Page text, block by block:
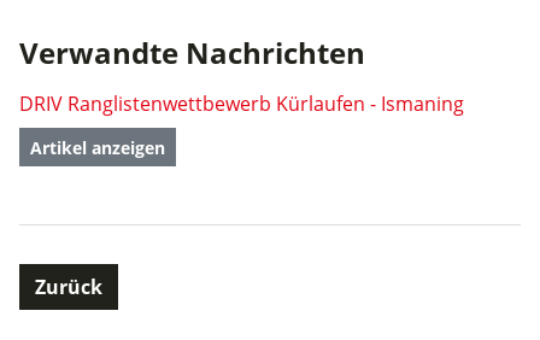
Verwandte Nachrichten
DRIV Ranglistenwettbewerb Kürlaufen - Ismaning
Artikel anzeigen
Zurück